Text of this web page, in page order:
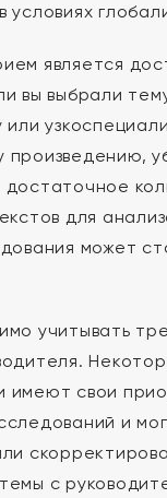
условиях
является
вы выбрали
или
произведению,
для
может
учитывать
имеют свои
и
с